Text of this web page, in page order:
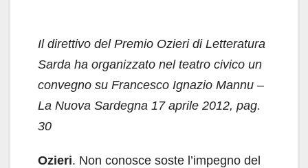
Il direttivo del Premio Ozieri di Letteratura
Sarda ha organizzato nel teatro civico un
convegno su Francesco Ignazio Mannu –
La Nuova Sardegna 17 aprile 2012, pag.
30
Ozieri. Non conosce soste l’impegno del